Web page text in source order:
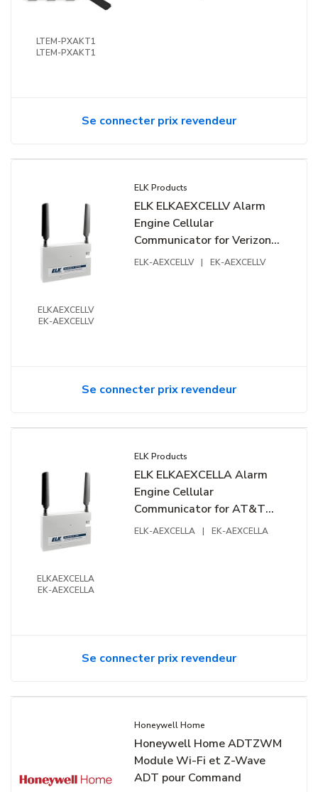
LTEM-PXAKT1
LTEM-PXAKT1
Se connecter prix revendeur
ELKAEXCELLV
EK-AEXCELLV
ELK Products
ELK ELKAEXCELLV Alarm
Engine Cellular
Communicator for Verizon
LTE Network
ELK-AEXCELLV | EK-AEXCELLV
Se connecter prix revendeur
ELKAEXCELLA
EK-AEXCELLA
ELK Products
ELK ELKAEXCELLA Alarm
Engine Cellular
Communicator for AT&T
LTE Network
ELK-AEXCELLA | EK-AEXCELLA
Se connecter prix revendeur
Honeywell Home
Honeywell Home ADTZWM
Module Wi-Fi et Z-Wave
ADT pour Command